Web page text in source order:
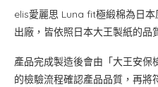
elis愛麗思 Luna fit極緞棉為日
出廠，皆依照日本大王製紙的品
產品完成製造後會由「大王安
的檢驗流程確認產品品質，再